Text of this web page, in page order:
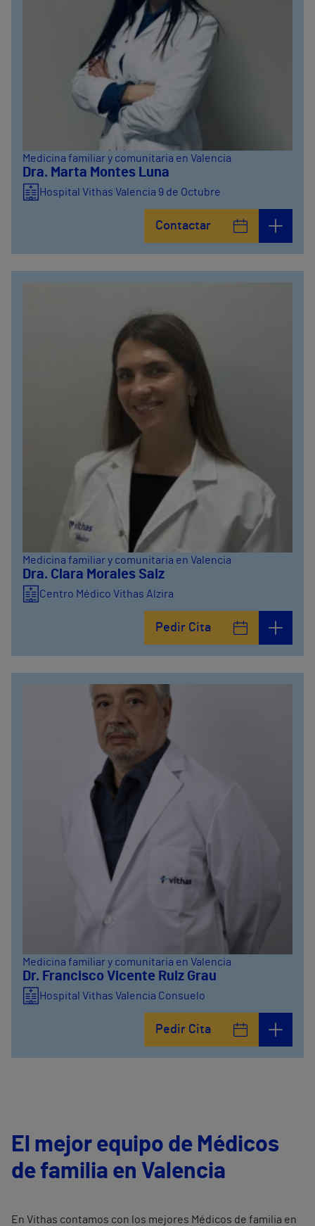
Medicina familiar y comunitaria en Valencia
Dra. Marta Montes Luna
Hospital Vithas Valencia 9 de Octubre
Contactar
Medicina familiar y comunitaria en Valencia
Dra. Clara Morales Saiz
Centro Médico Vithas Alzira
Pedir Cita
Medicina familiar y comunitaria en Valencia
Dr. Francisco Vicente Ruiz Grau
Hospital Vithas Valencia Consuelo
Pedir Cita
El mejor equipo de Médicos
de familia en Valencia
En Vithas contamos con los mejores Médicos de familia en